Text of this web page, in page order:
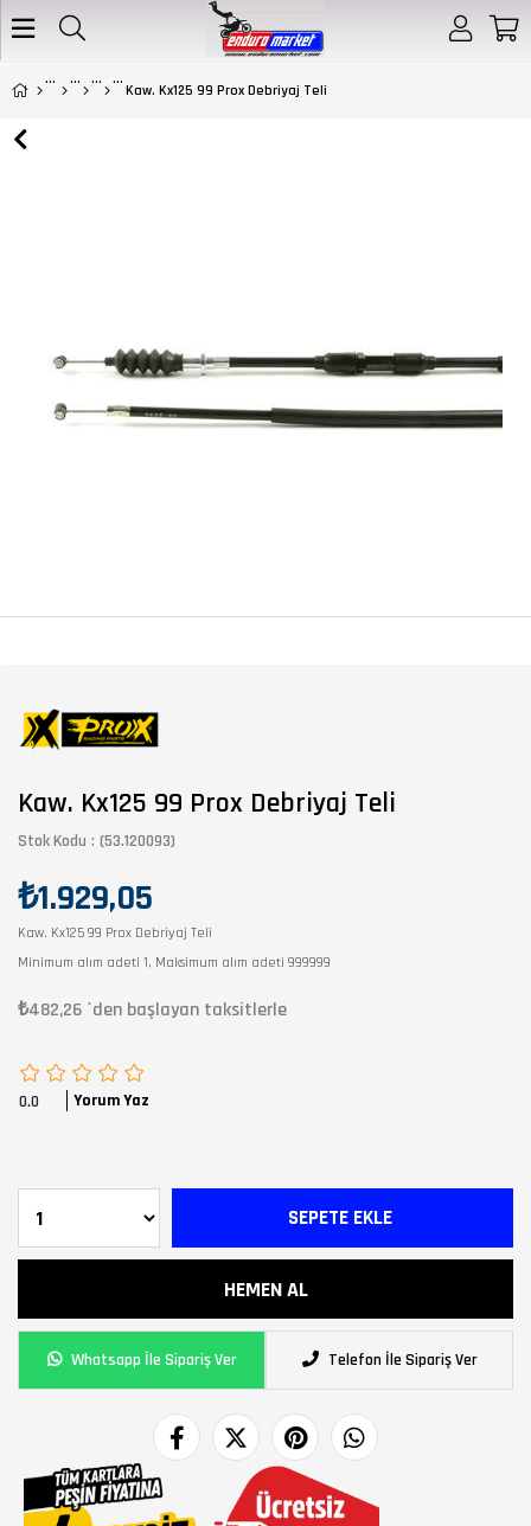
Kaw. Kx125 99 Prox Debriyaj Teli
Kaw. Kx125 99 Prox Debriyaj Teli
Stok Kodu (53.120093)
₺1.929,05
Kaw. Kx125 99 Prox Debriyaj Teli
Minimum alım adeti 1, Maksimum alım adeti 999999
₺482,26 `den başlayan taksitlerle
0.0 Yorum Yaz
Whatsapp İle Sipariş Ver Telefon İle Sipariş Ver